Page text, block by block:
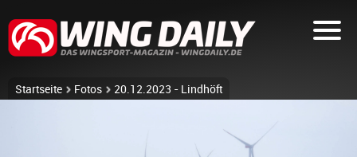
Startseite Fotos 20.12.2023 - Lindhöft